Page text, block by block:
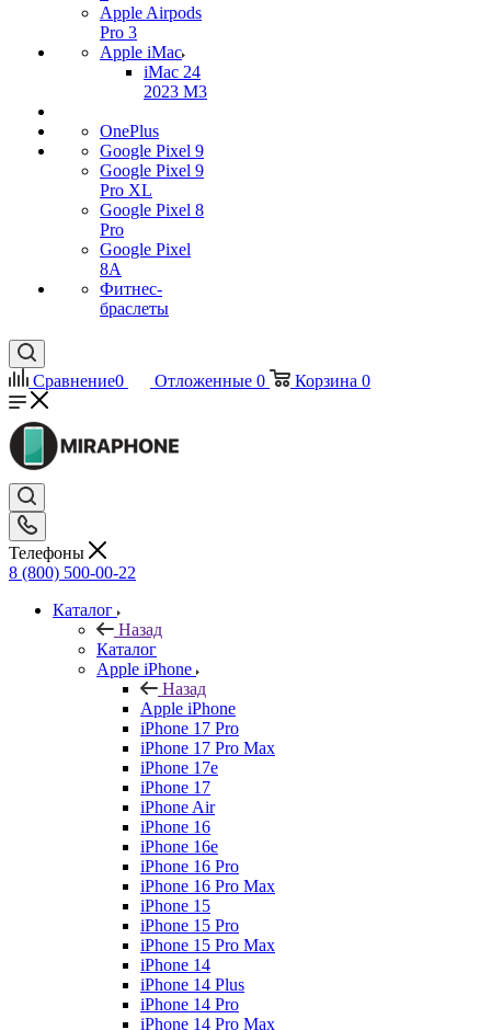
Apple Airpods
Pro 3
Apple iMac
iMac 24
2023 M3
OnePlus
Google Pixel 9
Google Pixel 9
Pro XL
Google Pixel 8
Pro
Google Pixel
8A
Фитнес-
браслеты
Сравнение0 Отложенные 0 Корзина 0
Телефоны
8 (800) 500-00-22
Каталог
Назад
Каталог
Apple iPhone
Назад
Apple iPhone
iPhone 17 Pro
iPhone 17 Pro Max
iPhone 17e
iPhone 17
iPhone Air
iPhone 16
iPhone 16e
iPhone 16 Pro
iPhone 16 Pro Max
iPhone 15
iPhone 15 Pro
iPhone 15 Pro Max
iPhone 14
iPhone 14 Plus
iPhone 14 Pro
iPhone 14 Pro Max